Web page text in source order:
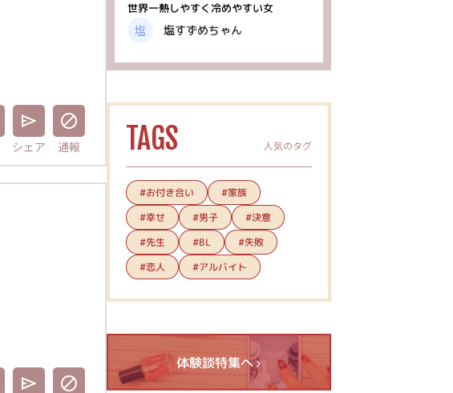
シェア 通報
世界一熱しやすく冷めやすい女
塩すずめちゃん
TAGS 人気のタグ
#お付き合い
#家族
#幸せ
#男子
#決意
#先生
#BL
#失敗
#恋人
#アルバイト
体験談特集へ